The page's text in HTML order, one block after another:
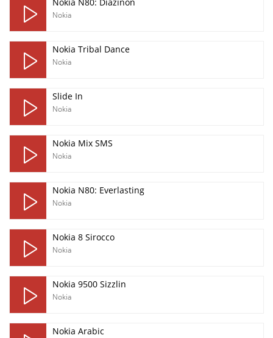
Nokia
Nokia Tribal Dance
Nokia
Slide In
Nokia
Nokia Mix SMS
Nokia
Nokia N80: Everlasting
Nokia
Nokia 8 Sirocco
Nokia
Nokia 9500 Sizzlin
Nokia
Nokia Arabic